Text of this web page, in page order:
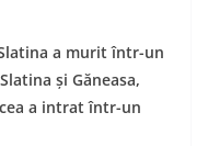
a murit într-un
și Găneasa,
a intrat într-un